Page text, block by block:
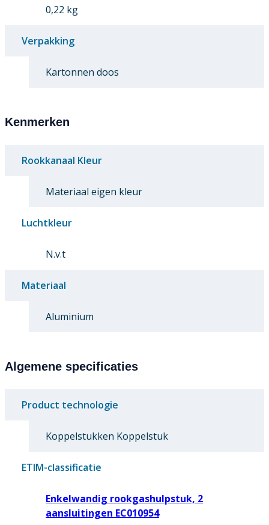
0,22 kg
Verpakking
Kartonnen doos
Kenmerken
Rookkanaal Kleur
Materiaal eigen kleur
Luchtkleur
N.v.t
Materiaal
Aluminium
Algemene specificaties
Product technologie
Koppelstukken Koppelstuk
ETIM-classificatie
Enkelwandig rookgashulpstuk, 2
aansluitingen EC010954